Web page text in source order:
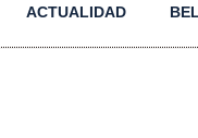
ACTUALIDAD